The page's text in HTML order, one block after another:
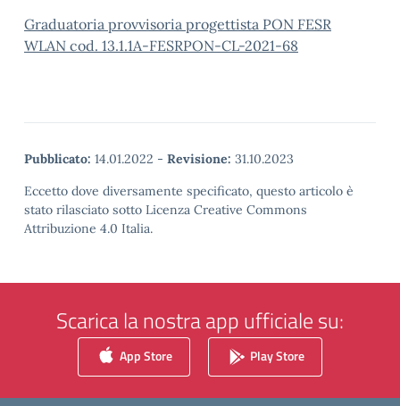
Graduatoria provvisoria progettista PON FESR
WLAN cod. 13.1.1A-FESRPON-CL-2021-68
Pubblicato: 14.01.2022 - Revisione: 31.10.2023
Eccetto dove diversamente specificato, questo articolo è
stato rilasciato sotto Licenza Creative Commons
Attribuzione 4.0 Italia.
Scarica la nostra app ufficiale su:
App Store Play Store